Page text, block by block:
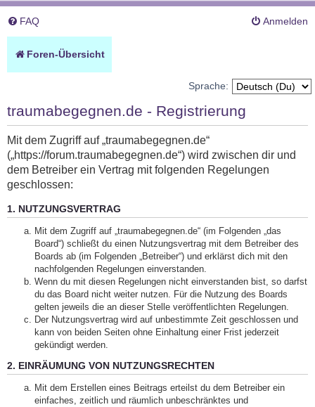
FAQ Anmelden
Foren-Übersicht
Sprache:
traumabegegnen.de - Registrierung
Mit dem Zugriff auf „traumabegegnen.de“
(„https://forum.traumabegegnen.de“) wird zwischen dir und
dem Betreiber ein Vertrag mit folgenden Regelungen
geschlossen:
1. NUTZUNGSVERTRAG
Mit dem Zugriff auf „traumabegegnen.de“ (im Folgenden „das
Board“) schließt du einen Nutzungsvertrag mit dem Betreiber des
Boards ab (im Folgenden „Betreiber“) und erklärst dich mit den
nachfolgenden Regelungen einverstanden.
Wenn du mit diesen Regelungen nicht einverstanden bist, so darfst
du das Board nicht weiter nutzen. Für die Nutzung des Boards
gelten jeweils die an dieser Stelle veröffentlichten Regelungen.
Der Nutzungsvertrag wird auf unbestimmte Zeit geschlossen und
kann von beiden Seiten ohne Einhaltung einer Frist jederzeit
gekündigt werden.
2. EINRÄUMUNG VON NUTZUNGSRECHTEN
Mit dem Erstellen eines Beitrags erteilst du dem Betreiber ein
einfaches, zeitlich und räumlich unbeschränktes und